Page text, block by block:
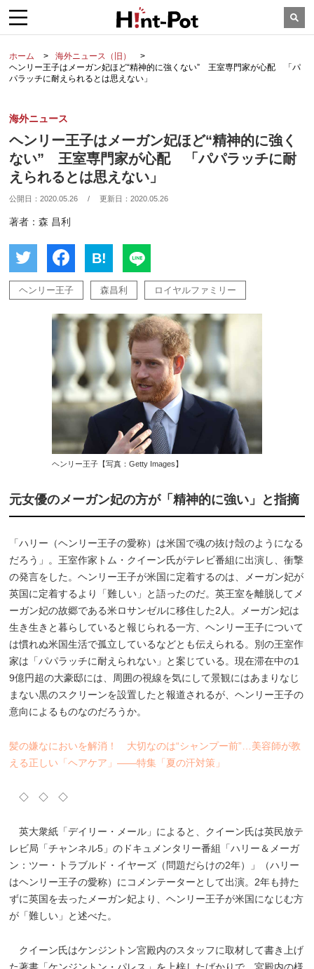
ホーム
海外ニュース（旧）
ヘンリー王子はメーガン妃ほど“精神的に強くない” 王室専門家が心配 「パ
パラッチに耐えられるとは思えない」
海外ニュース
ヘンリー王子はメーガン妃ほど“精神的に強く
ない” 王室専門家が心配 「パパラッチに耐
えられるとは思えない」
公開日：2020.05.26 / 更新日：2020.05.26
著者：森 昌利
B!
ヘンリー王子 森昌利 ロイヤルファミリー
ヘンリー王子【写真：Getty Images】
元女優のメーガン妃の方が「精神的に強い」と指摘
「ハリー（ヘンリー王子の愛称）は米国で魂の抜け殻のようになる
だろう」。王室作家トム・クイーン氏がテレビ番組に出演し、衝撃
の発言をした。ヘンリー王子が米国に定着するのは、メーガン妃が
英国に定着するより「難しい」と語ったのだ。英王室を離脱してメ
ーガン妃の故郷である米ロサンゼルに移住した2人。メーガン妃は
生き生きと暮らしていると報じられる一方、ヘンリー王子について
は慣れぬ米国生活で孤立しているなどとも伝えられる。別の王室作
家は「パパラッチに耐えられない」と案じている。現在滞在中の1
9億円超の大豪邸には、周囲の視線を気にして景観にはあまりなじ
まない黒のスクリーンを設置したと報道されるが、ヘンリー王子の
意向によるものなのだろうか。
髪の嫌なにおいを解消！ 大切なのは“シャンプー前”…美容師が教
える正しい「ヘアケア」――特集「夏の汗対策」
◇ ◇ ◇
英大衆紙「デイリー・メール」によると、クイーン氏は英民放テ
レビ局「チャンネル5」のドキュメンタリー番組「ハリー＆メーガ
ン：ツー・トラブルド・イヤーズ（問題だらけの2年）」（ハリー
はヘンリー王子の愛称）にコメンテーターとして出演。2年も持た
ずに英国を去ったメーガン妃より、ヘンリー王子が米国になじむ方
が「難しい」と述べた。
クイーン氏はケンジントン宮殿内のスタッフに取材して書き上げ
た著書「ケンジントン・パレス」を上梓したばかりで、宮殿内の様